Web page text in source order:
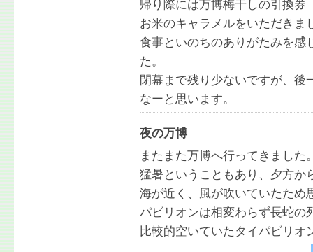
帰り際には万博梅干しの引換券
お米のキャラメルをいただきま
食事といのちのありがたみを感
た。
閉幕まで残り少ないですが、後
なーと思います。
夜の万博
またまた万博へ行ってきました
猛暑ということもあり、夕方か
海が近く、風が吹いていたため
パビリオンは相変わらず長蛇の
比較的空いていたタイパビリオ